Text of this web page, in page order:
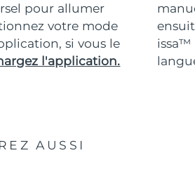
pour allumer
votre mode
si vous le
l'application.
issa™
AUSSI